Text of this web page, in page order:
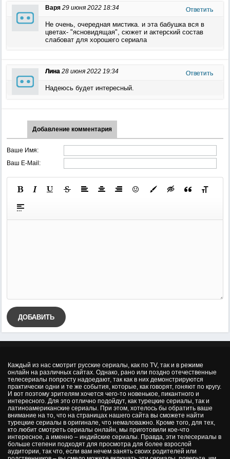
Варя 29 июня 2022 18:34 Ответить
Не очень, очередная мистика. и эта бабушка вся в
цветах- "ясновидящая", сюжет и актерский состав
слабоват для хорошего сериала
Лина 28 июня 2022 19:34 Ответить
Надеюсь будет интересный.
Добавление комментария
Ваше Имя:
Ваш E-Mail:
ДОБАВИТЬ
Каждый из нас смотрит русские сериалы, как по TV, так и в режиме
онлайн на различных сайтах. Однако, рано или поздно отечественные
телесериалы попросту надоедают, так как в них демонстрируются
практически одни и те же события, которые, как говорят, гоняют по кругу.
И вот поэтому зрителям хочется чего-то новенькое, пикантного и
интересного. Для это отлично подойдут, как турецкие сериалы, так и
латиноамериканские сериалы. При этом, хотелось бы обратить ваше
внимание на то, что на страницах нашего сайта вы сможете найти
турецкие сериалы в оригинале, что немаловажно. Кроме того, для тех,
кто любит смотреть сериалы онлайн, мы приготовили кое-что
интересное, а именно – индийские сериалы. Правда, эти телесериалы в
больше степени подходят для просмотра для более взрослой
аудитории, так что, если вам нечем занять своих родителей или